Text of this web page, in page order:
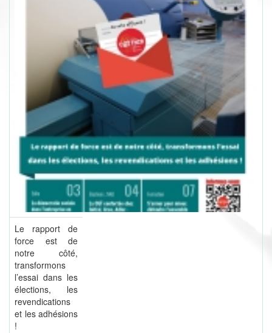
Le rapport de
force est de
notre côté,
transformons
l’essai dans les
élections, les
revendications
et les adhésions
!